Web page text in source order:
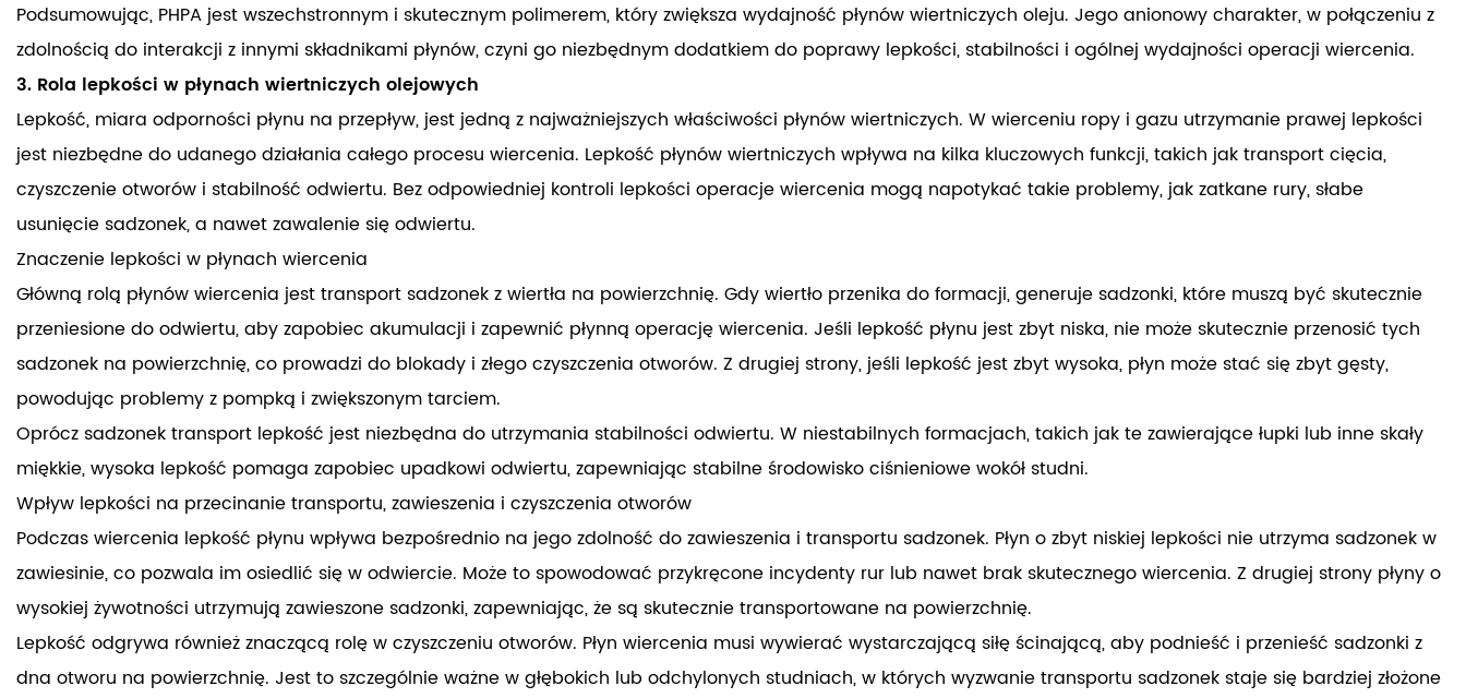
Podsumowując, PHPA jest wszechstronnym i skutecznym polimerem, który zwiększa wydajność płynów wiertniczych oleju. Jego anionowy charakter, w połączeniu z
zdolnością do interakcji z innymi składnikami płynów, czyni go niezbędnym dodatkiem do poprawy lepkości, stabilności i ogólnej wydajności operacji wiercenia.
3. Rola lepkości w płynach wiertniczych olejowych
Lepkość, miara odporności płynu na przepływ, jest jedną z najważniejszych właściwości płynów wiertniczych. W wierceniu ropy i gazu utrzymanie prawej lepkości
jest niezbędne do udanego działania całego procesu wiercenia. Lepkość płynów wiertniczych wpływa na kilka kluczowych funkcji, takich jak transport cięcia,
czyszczenie otworów i stabilność odwiertu. Bez odpowiedniej kontroli lepkości operacje wiercenia mogą napotykać takie problemy, jak zatkane rury, słabe
usunięcie sadzonek, a nawet zawalenie się odwiertu.
Znaczenie lepkości w płynach wiercenia
Główną rolą płynów wiercenia jest transport sadzonek z wiertła na powierzchnię. Gdy wiertło przenika do formacji, generuje sadzonki, które muszą być skutecznie
przeniesione do odwiertu, aby zapobiec akumulacji i zapewnić płynną operację wiercenia. Jeśli lepkość płynu jest zbyt niska, nie może skutecznie przenosić tych
sadzonek na powierzchnię, co prowadzi do blokady i złego czyszczenia otworów. Z drugiej strony, jeśli lepkość jest zbyt wysoka, płyn może stać się zbyt gęsty,
powodując problemy z pompką i zwiększonym tarciem.
Oprócz sadzonek transport lepkość jest niezbędna do utrzymania stabilności odwiertu. W niestabilnych formacjach, takich jak te zawierające łupki lub inne skały
miękkie, wysoka lepkość pomaga zapobiec upadkowi odwiertu, zapewniając stabilne środowisko ciśnieniowe wokół studni.
Wpływ lepkości na przecinanie transportu, zawieszenia i czyszczenia otworów
Podczas wiercenia lepkość płynu wpływa bezpośrednio na jego zdolność do zawieszenia i transportu sadzonek. Płyn o zbyt niskiej lepkości nie utrzyma sadzonek w
zawiesinie, co pozwala im osiedlić się w odwiercie. Może to spowodować przykręcone incydenty rur lub nawet brak skutecznego wiercenia. Z drugiej strony płyny o
wysokiej żywotności utrzymują zawieszone sadzonki, zapewniając, że są skutecznie transportowane na powierzchnię.
Lepkość odgrywa również znaczącą rolę w czyszczeniu otworów. Płyn wiercenia musi wywierać wystarczającą siłę ścinającą, aby podnieść i przenieść sadzonki z
dna otworu na powierzchnię. Jest to szczególnie ważne w głębokich lub odchylonych studniach, w których wyzwanie transportu sadzonek staje się bardziej złożone